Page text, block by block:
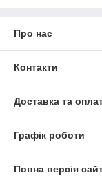
Про нас
Контакти
Доставка та
Графік роботи
Повна версія